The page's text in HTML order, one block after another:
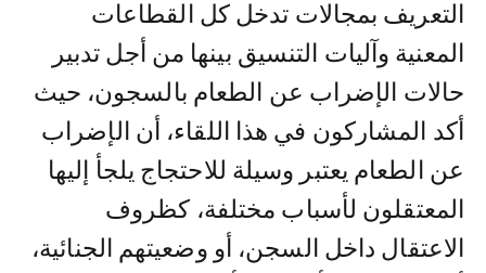
التعريف بمجالات تدخل كل القطاعات
المعنية وآليات التنسيق بينها من أجل تدبير
حالات الإضراب عن الطعام بالسجون، حيث
أكد المشاركون في هذا اللقاء، أن الإضراب
عن الطعام يعتبر وسيلة للاحتجاج يلجأ إليها
المعتقلون لأسباب مختلفة، كظروف
الاعتقال داخل السجن، أو وضعيتهم الجنائية،